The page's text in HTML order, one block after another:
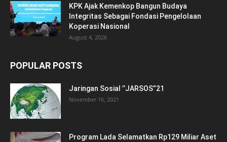
KPK Ajak Kemenkop Bangun Budaya
Integritas Sebagai Fondasi Pengelolaan
Koperasi Nasional
August 4, 2026
POPULAR POSTS
Jaringan Sosial ’’JARSOS”21
November 16, 2021
Program Lada Selamatkan Rp129 Miliar Aset